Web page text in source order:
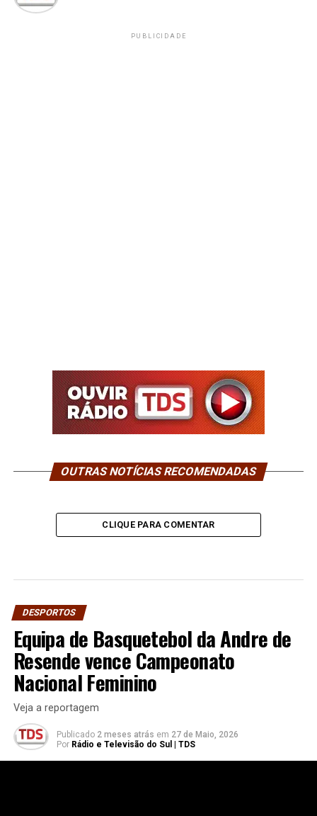
PUBLICIDADE
OUTRAS NOTÍCIAS RECOMENDADAS
CLIQUE PARA COMENTAR
DESPORTOS
Equipa de Basquetebol da Andre de
Resende vence Campeonato
Nacional Feminino
Veja a reportagem
Publicado 2 meses atrás em 27 de Maio, 2026
Por Rádio e Televisão do Sul | TDS